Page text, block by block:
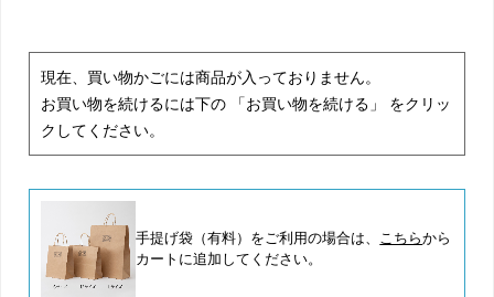
現在、買い物かごには商品が入っておりません。
お買い物を続けるには下の 「お買い物を続ける」 をクリッ
クしてください。
手提げ袋（有料）をご利用の場合は、 こちらから
カートに追加してください。